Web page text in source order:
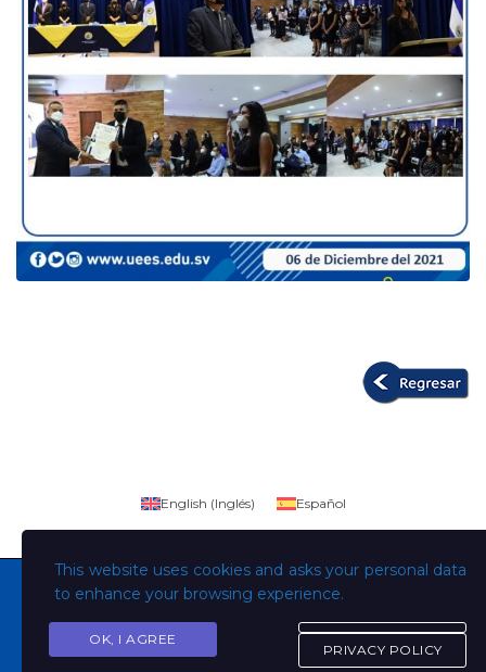
Copyright © Todos los derechos son de la Universidad
This website uses cookies and asks your personal data
to enhance your browsing experience.
OK, I AGREE
PRIVACY POLICY
English (Inglés) Español